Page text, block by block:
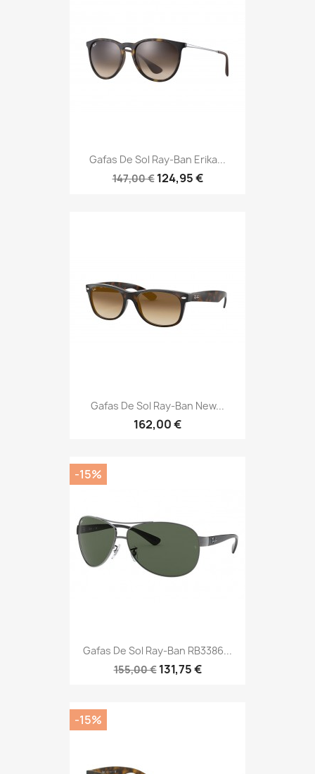
Gafas De Sol Ray-Ban Erika...
147,00 € 124,95 €
Gafas De Sol Ray-Ban New...
162,00 €
Gafas De Sol Ray-Ban RB3386...
155,00 € 131,75 €
-15%
-15%